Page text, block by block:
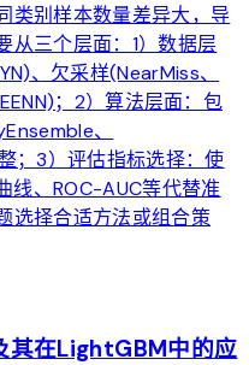
类别样本数量差异大，导
从三个层面：1）数据层
、欠采样(NearMiss、
；2）算法层面：包
、
；3）评估指标选择：使
线、ROC-AUC等代替准
选择合适方法或组合策
其在LightGBM中的应